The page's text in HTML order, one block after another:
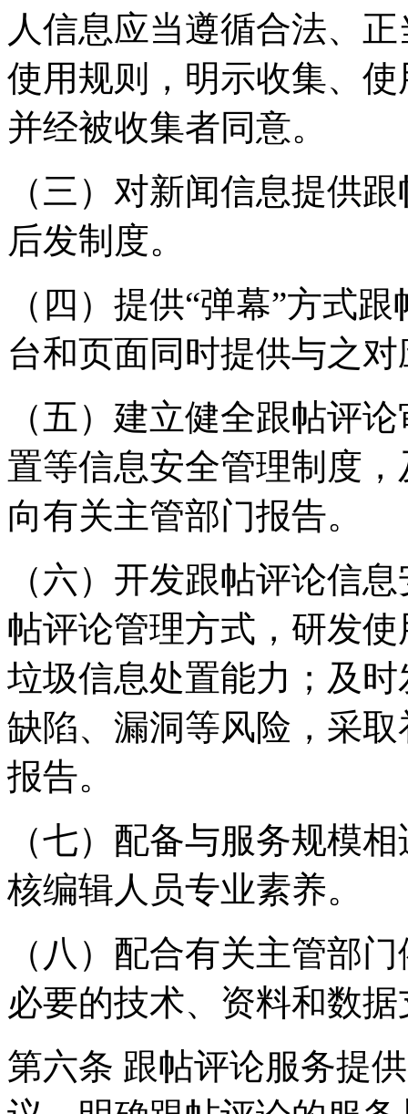
人信息应当遵循合法、
使用规则，明示收集、
并经被收集者同意。
（三）对新闻信息提供
后发制度。
（四）提供“弹幕”方式
台和页面同时提供与之
（五）建立健全跟帖评
置等信息安全管理制度
向有关主管部门报告。
（六）开发跟帖评论信
帖评论管理方式，研发
垃圾信息处置能力；及
缺陷、漏洞等风险，采
报告。
（七）配备与服务规模
核编辑人员专业素养。
（八）配合有关主管部
必要的技术、资料和数
第六条 跟帖评论服务提